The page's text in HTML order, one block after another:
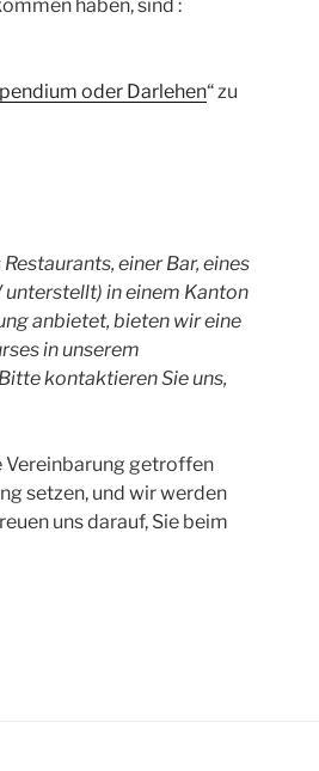
haben, sind :
oder Darlehen“ zu
einer Bar, eines
in einem Kanton
anbietet, bieten wir eine
in unserem
kontaktieren Sie uns,
Vereinbarung getroffen
setzen, und wir werden
uns darauf, Sie beim